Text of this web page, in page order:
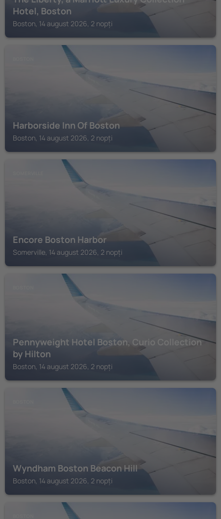
Hotel, Boston
Boston, 14 august 2026, 2 nopți
Harborside Inn Of Boston
Boston, 14 august 2026, 2 nopți
Encore Boston Harbor
Somerville, 14 august 2026, 2 nopți
Pennyweight Hotel Boston, Curio Collection
by Hilton
Boston, 14 august 2026, 2 nopți
Wyndham Boston Beacon Hill
Boston, 14 august 2026, 2 nopți